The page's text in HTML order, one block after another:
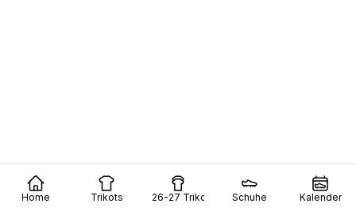
Home Trikots 26-27 Trikots Schuhe Kalender